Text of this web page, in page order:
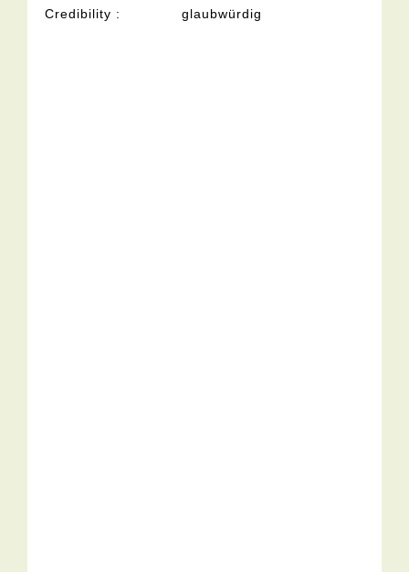
Credibility
glaubwürdig